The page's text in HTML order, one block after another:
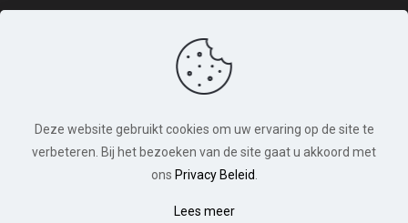
© Broodjeslijn.nl. Alle rechten voorbehouden. 2026 |
Deze website gebruikt cookies om uw ervaring op de site te
verbeteren. Bij het bezoeken van de site gaat u akkoord met
ons Privacy Beleid
Lees meer